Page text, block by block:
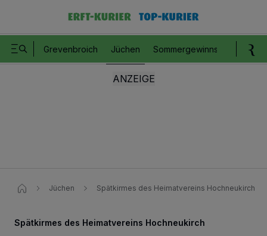
Grevenbroich Jüchen Sommergewinnspiel
Jüchen Spätkirmes des Heimatvereins Hochneukirch
Spätkirmes des Heimatvereins Hochneukirch